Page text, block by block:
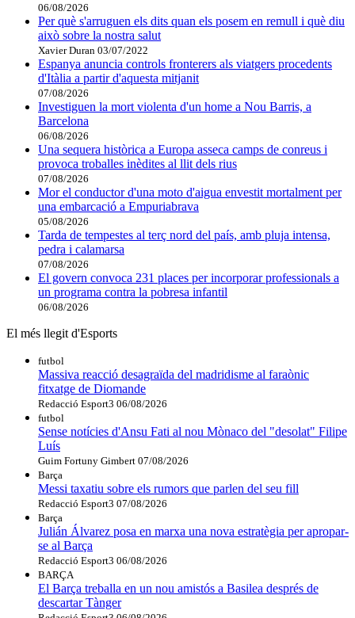
06/08/2026
Per què s'arruguen els dits quan els posem en remull i què diu
això sobre la nostra salut
Xavier Duran 03/07/2022
Espanya anuncia controls fronterers als viatgers procedents
d'Itàlia a partir d'aquesta mitjanit
07/08/2026
Investiguen la mort violenta d'un home a Nou Barris, a
Barcelona
06/08/2026
Una sequera històrica a Europa asseca camps de conreus i
provoca troballes inèdites al llit dels rius
07/08/2026
Mor el conductor d'una moto d'aigua envestit mortalment per
una embarcació a Empuriabrava
05/08/2026
Tarda de tempestes al terç nord del país, amb pluja intensa,
pedra i calamarsa
07/08/2026
El govern convoca 231 places per incorporar professionals a
un programa contra la pobresa infantil
06/08/2026
El més llegit d'Esports
futbol
Massiva reacció desagraïda del madridisme al faraònic
fitxatge de Diomande
Redacció Esport3 06/08/2026
futbol
Sense notícies d'Ansu Fati al nou Mònaco del "desolat" Filipe
Luís
Guim Fortuny Gimbert 07/08/2026
Barça
Messi taxatiu sobre els rumors que parlen del seu fill
Redacció Esport3 07/08/2026
Barça
Julián Álvarez posa en marxa una nova estratègia per apropar-
se al Barça
Redacció Esport3 06/08/2026
BARÇA
El Barça treballa en un nou amistós a Basilea després de
descartar Tànger